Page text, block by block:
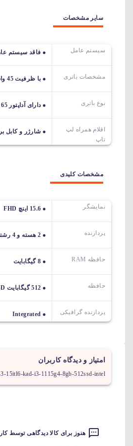
سایر مشخصات
سیستم عامل فاقد سیستم
مشخصات باتری با ظرفیت 45 وات ساعت
نوع باتری دارای آداپتور 65 وات
اقلام همراه لپ
تاپ
شارژر و کابل
مشخصات کلیدی
نمایشگر 15.6 اینچ FHD
پردازنده 2 هسته و 4 رشته/i3-1115G4
حافظه RAM 8 گیگابایت
حافظه 512 گیگابایت SSD
پردازنده گرافیکی Integrated
امتیاز و دیدگاه کاربران
15itl6-kad-i3-1115g4-8gb-512ssd-intel
هنوز برای کالا دیدگاهی توسط